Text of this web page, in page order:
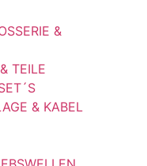
&
TEILE
& KABEL